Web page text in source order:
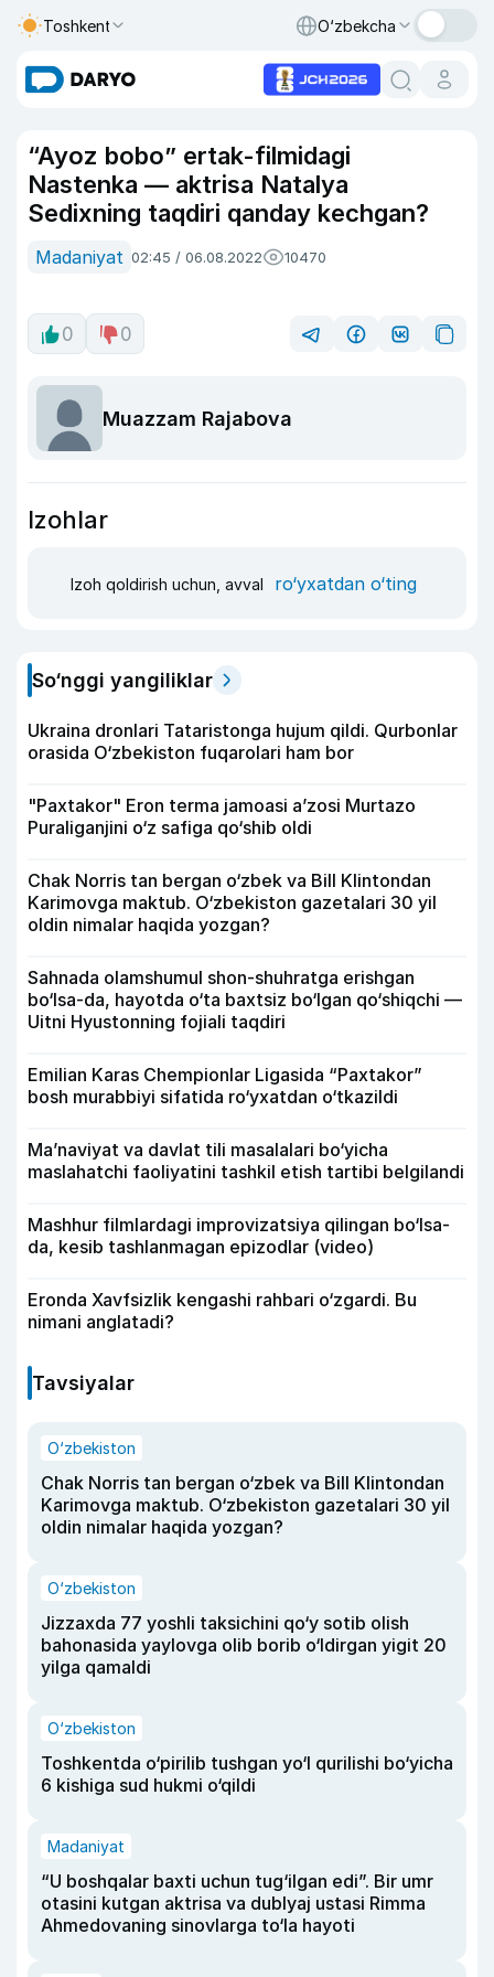
Toshkent O‘zbekcha
“Ayoz bobo” ertak-filmidagi
Nastenka — aktrisa Natalya
Sedixning taqdiri qanday kechgan?
Madaniyat 02:45 / 06.08.2022 10470
0 0
Muazzam Rajabova
Izohlar
Izoh qoldirish uchun, avval ro‘yxatdan o‘ting
So‘nggi yangiliklar
Ukraina dronlari Tataristonga hujum qildi. Qurbonlar
orasida O‘zbekiston fuqarolari ham bor
"Paxtakor" Eron terma jamoasi a’zosi Murtazo
Puraliganjini o‘z safiga qo‘shib oldi
Chak Norris tan bergan o‘zbek va Bill Klintondan
Karimovga maktub. O‘zbekiston gazetalari 30 yil
oldin nimalar haqida yozgan?
Sahnada olamshumul shon-shuhratga erishgan
bo‘lsa-da, hayotda o‘ta baxtsiz bo‘lgan qo‘shiqchi —
Uitni Hyustonning fojiali taqdiri
Emilian Karas Chempionlar Ligasida “Paxtakor”
bosh murabbiyi sifatida ro‘yxatdan o‘tkazildi
Ma’naviyat va davlat tili masalalari bo‘yicha
maslahatchi faoliyatini tashkil etish tartibi belgilandi
Mashhur filmlardagi improvizatsiya qilingan bo‘lsa-
da, kesib tashlanmagan epizodlar (video)
Eronda Xavfsizlik kengashi rahbari o‘zgardi. Bu
nimani anglatadi?
Tavsiyalar
O‘zbekiston
Chak Norris tan bergan o‘zbek va Bill Klintondan
Karimovga maktub. O‘zbekiston gazetalari 30 yil
oldin nimalar haqida yozgan?
O‘zbekiston
Jizzaxda 77 yoshli taksichini qo‘y sotib olish
bahonasida yaylovga olib borib o‘ldirgan yigit 20
yilga qamaldi
O‘zbekiston
Toshkentda o‘pirilib tushgan yo‘l qurilishi bo‘yicha
6 kishiga sud hukmi o‘qildi
Madaniyat
“U boshqalar baxti uchun tug‘ilgan edi”. Bir umr
otasini kutgan aktrisa va dublyaj ustasi Rimma
Ahmedovaning sinovlarga to‘la hayoti